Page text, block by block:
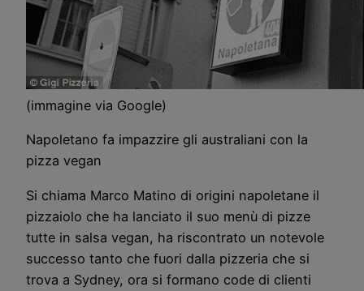
(immagine via Google)
Napoletano fa impazzire gli australiani con la
pizza vegan
Si chiama Marco Matino di origini napoletane il
pizzaiolo che ha lanciato il suo menù di pizze
tutte in salsa vegan, ha riscontrato un notevole
successo tanto che fuori dalla pizzeria che si
trova a Sydney, ora si formano code di clienti